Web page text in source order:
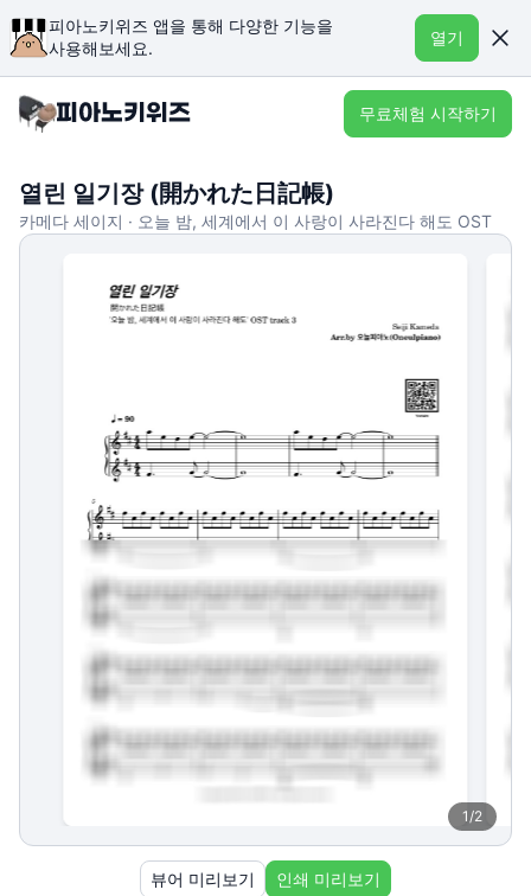
피아노키위즈 앱을 통해 다양한 기능을
사용해보세요.
열기
무료체험 시작하기
열린 일기장 (開かれた日記帳)
카메다 세이지 · 오늘 밤, 세계에서 이 사랑이 사라진다 해도 OST
1/2
뷰어 미리보기 인쇄 미리보기